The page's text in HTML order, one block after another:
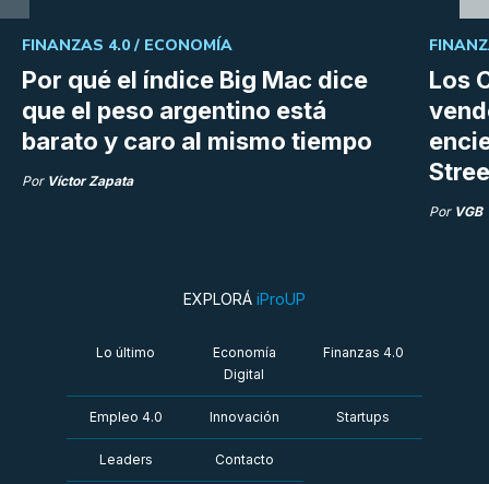
Por qué el índice Big Mac dice
que el peso argentino está
barato y caro al mismo tiempo
FINANZAS 4.0 / ECONOMÍA
Por Víctor Zapata
Los
Por VGB
EXPLORÁ iProUP
Lo último
Economía
Digital
Finanzas 4.0
Empleo 4.0 Innovación Startups
Leaders Contacto